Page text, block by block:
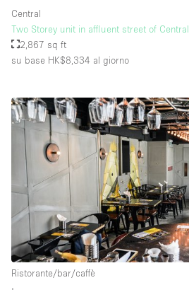
Central
Two Storey unit in affluent street of Central
2,867 sq ft
su base HK$8,334 al giorno
Ristorante/bar/caffè
∙